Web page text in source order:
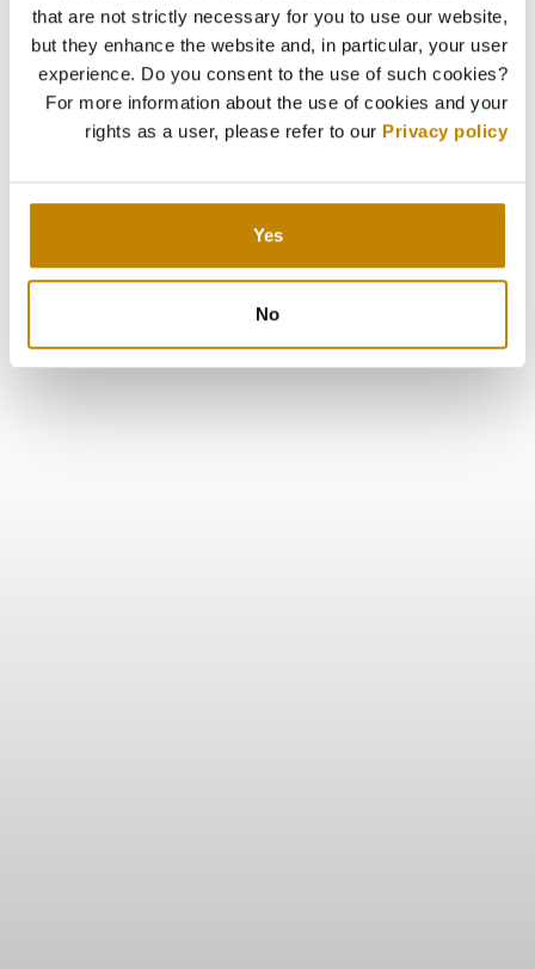
that are not strictly necessary for you to use our website,
but they enhance the website and, in particular, your user
experience. Do you consent to the use of such cookies?
For more information about the use of cookies and your
rights as a user, please refer to our Privacy policy
Yes
No